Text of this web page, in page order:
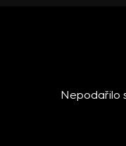
Nepodařilo